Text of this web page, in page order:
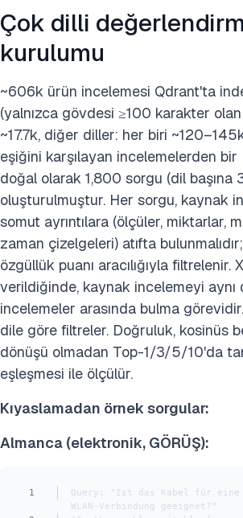
Çok dilli
kurulumu
~606k ürün incelemesi Qdrant'ta
(yalnızca gövdesi ≥100 karakter
~17.7k, diğer diller: her biri
eşiğini karşılayan incelemelerden bir
doğal olarak 1,800 sorgu (dil başına
oluşturulmuştur. Her sorgu, kaynak
somut ayrıntılara (ölçüler, miktarlar,
zaman çizelgeleri) atıfta
özgüllük puanı aracılığıyla
verildiğinde, kaynak incelemeyi aynı
incelemeler arasında bulma
dile göre filtreler. Doğruluk, kosinüs
dönüşü olmadan Top-1/3/5/10'da
eşleşmesi ile ölçülür.
Kıyaslamadan örnek sorgular:
Almanca (elektronik, GÖRÜŞ):
1
Query: "Ist das Kabel für
WLAN-Verbindung geeignet?"